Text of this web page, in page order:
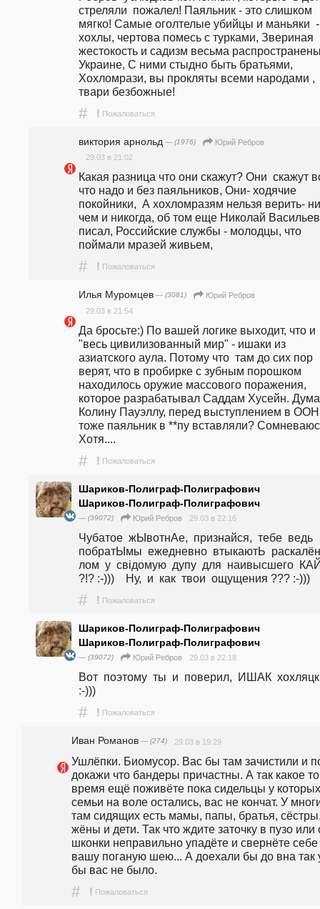
стреляли  пожалел! Паяльник - это слишком
мягко! Самые оголтелые убийцы и маньяки  -
хохлы, чертова помесь с турками, Звериная
жестокость и садизм весьма
Украине, С ними стыдно быть братьями,
Хохломрази, вы прокляты всеми народами ,
твари безбожные!
# ! Пожаловаться
виктория арнольд — (1976)
Юрий Ребров
29.03 в 21:02
Какая разница что они скажут? Они  скажут
что надо и без паяльников, Они- ходячие
покойники,  А хохломразям нельзя верить-
чем и никогда, об том еще Николай
писал, Российские службы - молодцы, что
поймали мразей живьем,
# ! Пожаловаться
Илья Муромцев — (3081)
Юрий Ребров
29.03 в 21:54
Да бросьте:) По вашей логике выходит, что и
"весь цивилизованный мир" - ишаки из
азиатского аула. Потому что  там до сих пор
верят, что в пробирке с зубным порошком
находилось оружие массового поражения,
которое разрабатывал Саддам Хусейн.
Колину Пауэллу, перед выступлением в
тоже паяльник в **пу вставляли?
Хотя....
# ! Пожаловаться
Шариков-Полиграф-Полиграфович
Шариков-Полиграф-Полиграфович
— (39072) Юрий Ребров 29.03 в 22:16
Чубатое  жЫвотнАе,  признайся,  тебе  ведь
побратЫмы  ежедневно  втыкаютЬ
лом  у  свідомую  дупу  для  наивысшего
?!? :-)))    Ну,  и  как  твои  ощущения ??? :-)))
# ! Пожаловаться
Шариков-Полиграф-Полиграфович
Шариков-Полиграф-Полиграфович
— (39072) Юрий Ребров 29.03 в 22:18
Вот  поэтому  ты  и  поверил,  ИШАК
:-)))
# ! Пожаловаться
Иван Романов — (274) 29.03 в 19:29
Ушлёпки. Биомусор. Вас бы там зачистили и
докажи что бандеры причастны. А так какое то
время ещё поживёте пока сидельцы у которых
семьи на воле остались, вас не кончат. У
там сидящих есть мамы, папы, братья,
жёны и дети. Так что ждите заточку в пузо или
шконки неправильно упадёте и свернёте себе
вашу поганую шею... А доехали бы до вна так
бы вас не было.
# ! Пожаловаться